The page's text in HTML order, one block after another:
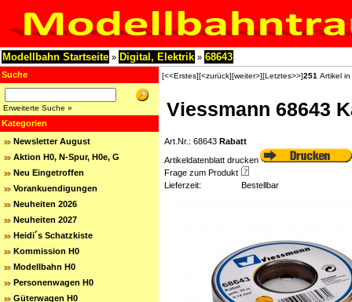
Modellbahn Startseite » Digital, Elektrik » 68643
Suche
Erweiterte Suche »
Kategorien
Newsletter August
Aktion H0, N-Spur, H0e, G
Neu Eingetroffen
Vorankuendigungen
Neuheiten 2026
Neuheiten 2027
Heidi´s Schatzkiste
Kommission H0
Modellbahn H0
Personenwagen H0
Güterwagen H0
[<<Erstes][<zurück][weiter>][Letztes>>]251 Artikel
Viessmann 68643
Art.Nr.: 68643 Rabatt
Artikeldatenblatt drucken
Frage zum Produkt
Lieferzeit:
Bestellbar